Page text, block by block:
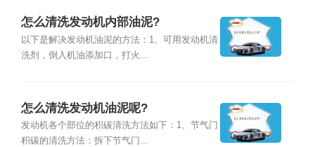
怎么清洗发动机内部油泥?
以下是解决发动机油泥的方法：1、可用发动机清
洗剂，倒入机油添加口，打火...
怎么清洗发动机油泥呢?
发动机各个部位的积碳清洗方法如下：1、节气门
积碳的清洗方法：拆下节气门...